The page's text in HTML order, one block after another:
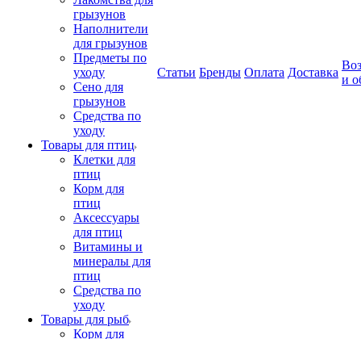
грызунов
Наполнители
для грызунов
Предметы по
уходу
Сено для
грызунов
Средства по
уходу
Товары для птиц
Клетки для
птиц
Корм для
птиц
Аксессуары
для птиц
Витамины и
минералы для
птиц
Средства по
уходу
Товары для рыб
Корм для
Статьи Бренды Оплата Доставка
и